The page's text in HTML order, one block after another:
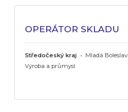
OPERÁTOR SKLADU
Středočeský kraj • Mladá Boleslav
Výroba a průmysl